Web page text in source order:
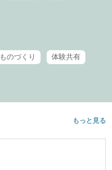
ものづくり 体験共有
もっと見る